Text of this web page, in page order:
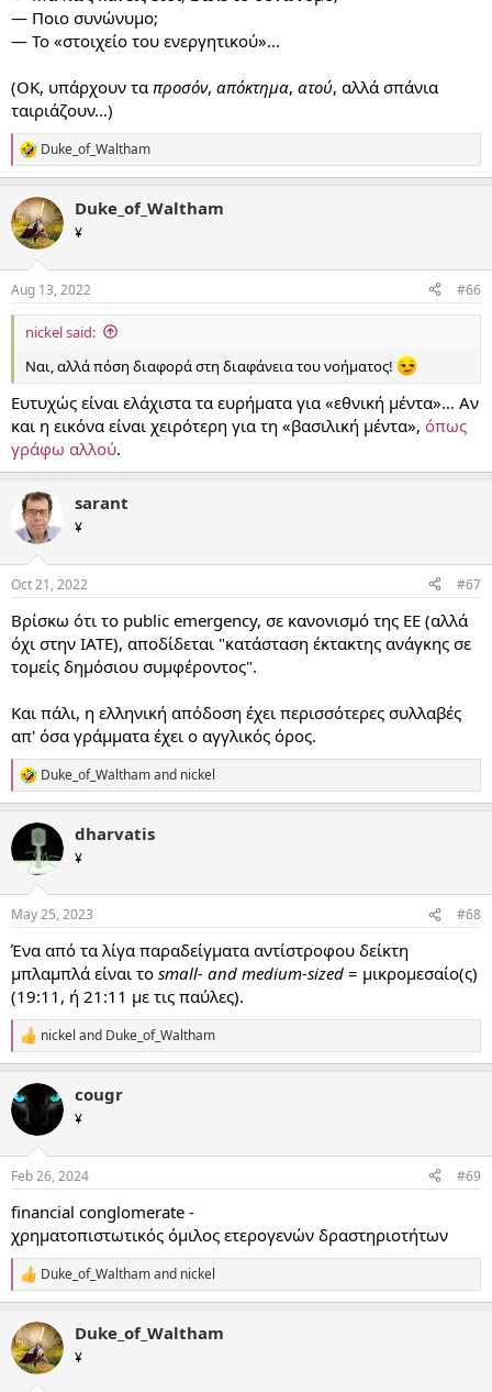
— Ποιο συνώνυμο;
— Το «στοιχείο του ενεργητικού»...
(ΟΚ, υπάρχουν τα προσόν, απόκτημα, ατού, αλλά σπάνια
ταιριάζουν...)
R
e
c
t
i
s
:
Duke_of_Waltham
Duke_of_Waltham
¥
Aug 13, 2022 #66
nickel said:
Ναι, αλλά πόση διαφορά στη διαφάνεια του νοήματος!
Ευτυχώς είναι ελάχιστα τα ευρήματα για «εθνική μέντα»… Αν
και η εικόνα είναι χειρότερη για τη «βασιλική μέντα», όπως
γράφω αλλού.
sarant
¥
Oct 21, 2022 #67
Βρίσκω ότι το public emergency, σε κανονισμό της ΕΕ (αλλά
όχι στην ΙΑΤΕ), αποδίδεται "κατάσταση έκτακτης ανάγκης σε
τομείς δημόσιου συμφέροντος".
Και πάλι, η ελληνική απόδοση έχει περισσότερες συλλαβές
απ' όσα γράμματα έχει ο αγγλικός όρος.
R
e
c
i
s
Duke_of_Walthamand nickel
dharvatis
¥
May 25, 2023 #68
Ένα από τα λίγα παραδείγματα αντίστροφου δείκτη
μπλαμπλά είναι το small- and medium-sized = μικρομεσαίο(ς)
(19:11, ή 21:11 με τις παύλες).
R
e
c
t
i
s
nickel and Duke_of_Waltham
cougr
¥
Feb 26, 2024 #69
financial conglomerate -
χρηματοπιστωτικός όμιλος ετερογενών δραστηριοτήτων
R
e
c
t
i
Duke_of_Walthamand nickel
Duke_of_Waltham
¥